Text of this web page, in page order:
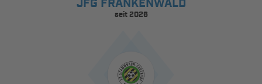
JFG FRANKENWALD
seit 2026